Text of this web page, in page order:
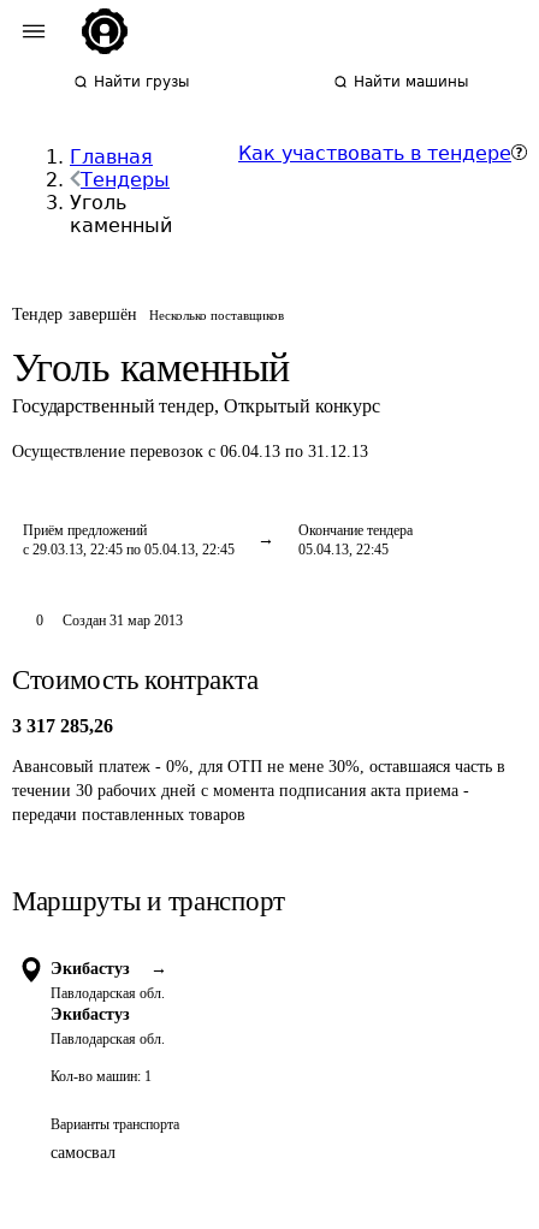
Найти грузы Найти машины
Главная
Тендеры
Уголь
каменный
Как участвовать в тендере
Тендер завершён Несколько поставщиков
Уголь каменный
Государственный тендер, Открытый конкурс
Осуществление перевозок с 06.04.13 по 31.12.13
Приём предложений
с 29.03.13, 22:45 по 05.04.13, 22:45
Окончание тендера
05.04.13, 22:45
0 Создан 31 мар 2013
Стоимость контракта
3 317 285,26
Авансовый платеж - 0%, для ОТП не мене 30%, оставшаяся часть в
течении 30 рабочих дней с момента подписания акта приема -
передачи поставленных товаров
Маршруты и транспорт
Экибастуз →
Павлодарская обл.
Экибастуз
Павлодарская обл.
Кол-во машин: 1
Варианты транспорта
самосвал